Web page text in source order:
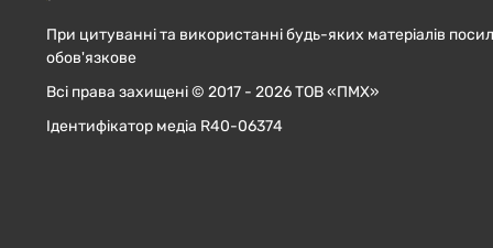
При цитуванні та використанні будь-яких матеріалів
обов'язкове
Всі права захищені © 2017 - 2026 ТОВ «ПМХ»
Ідентифікатор медіа R40-06374